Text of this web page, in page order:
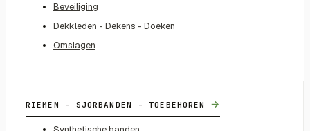
Beveiliging
Dekkleden - Dekens - Doeken
Omslagen
RIEMEN - SJORBANDEN - TOEBEHOREN →